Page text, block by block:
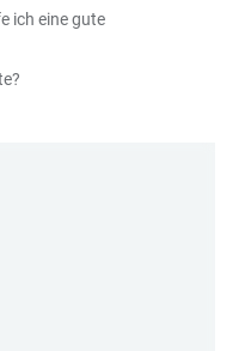
ich eine gute